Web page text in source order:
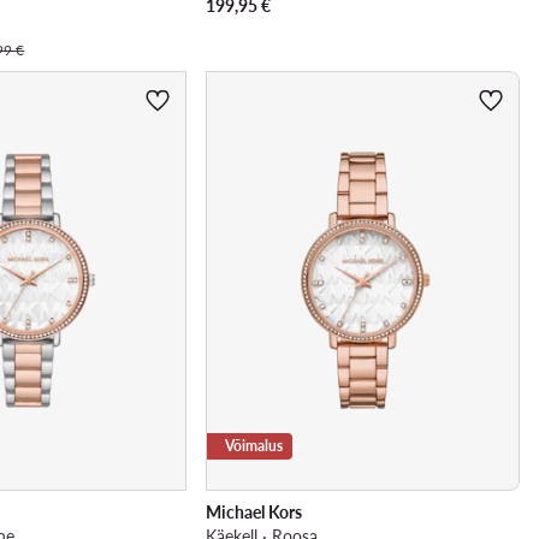
€
199,95€
Võimalus
Michael Kors